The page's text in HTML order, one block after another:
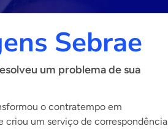
Sebrae
um problema de sua
o contratempo em
criou um serviço de correspondência